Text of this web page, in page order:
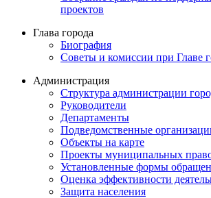
проектов
Глава города
Биография
Советы и комиссии при Главе
Администрация
Структура администрации
Руководители
Департаменты
Подведомственные
Объекты на карте
Проекты муниципальных
Установленные формы
Оценка эффективности
Защита населения